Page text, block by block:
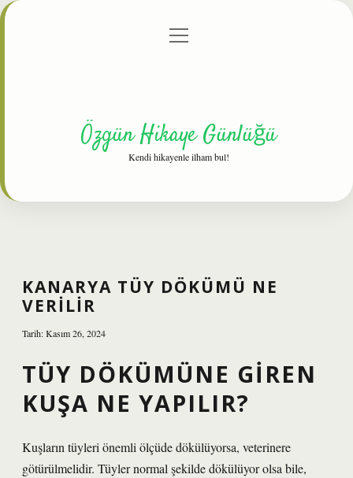
Gizlilik Politikası
menüyü
Özgün Hikaye Günlüğü
Kendi hikayenle ilham bul!
KANARYA TÜY DÖKÜMÜ NE
VERILIR
Tarih: Kasım 26, 2024
TÜY DÖKÜMÜNE GIREN
KUŞA NE YAPILIR?
Kuşların tüyleri önemli ölçüde dökülüyorsa, veterinere
götürülmelidir. Tüyler normal şekilde dökülüyor olsa bile,